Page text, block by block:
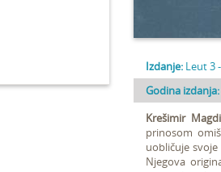
Izdanje: Leut 3
Godina izdanja:
Krešimir
prinosom
uobličuje
Njegova